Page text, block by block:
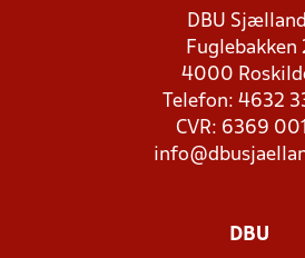
DBU Sjælland
Fuglebakken
4000
Telefon: 4632
CVR: 6369
DBU